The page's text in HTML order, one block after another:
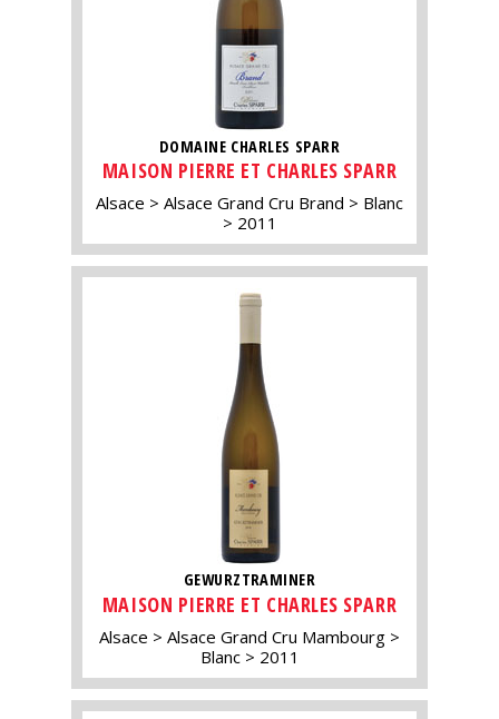
DOMAINE CHARLES SPARR
MAISON PIERRE ET CHARLES SPARR
Alsace Alsace Grand Cru Brand
Blanc
2011
GEWURZTRAMINER
MAISON PIERRE ET CHARLES SPARR
Alsace
Alsace Grand Cru Mambourg
Blanc
2011